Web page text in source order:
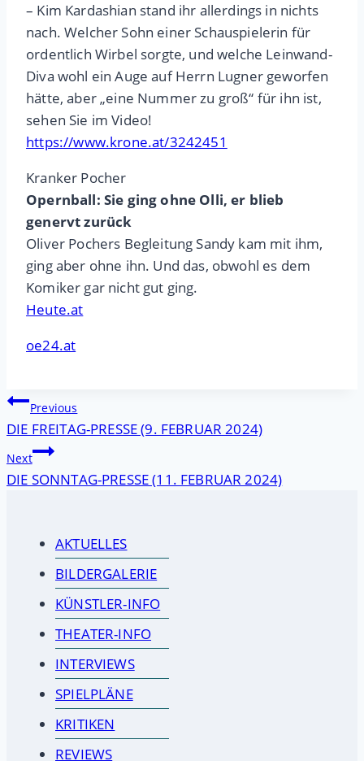
– Kim Kardashian stand ihr allerdings in nichts
nach. Welcher Sohn einer Schauspielerin für
ordentlich Wirbel sorgte, und welche Leinwand-
Diva wohl ein Auge auf Herrn Lugner geworfen
hätte, aber „eine Nummer zu groß“ für ihn ist,
sehen Sie im Video!
https://www.krone.at/3242451
Kranker Pocher
Opernball: Sie ging ohne Olli, er blieb
genervt zurück
Oliver Pochers Begleitung Sandy kam mit ihm,
ging aber ohne ihn. Und das, obwohl es dem
Komiker gar nicht gut ging.
Heute.at
oe24.at
Beitragsnavigation
Previous
DIE FREITAG-PRESSE (9. FEBRUAR 2024)
Next
DIE SONNTAG-PRESSE (11. FEBRUAR 2024)
AKTUELLES
BILDERGALERIE
KÜNSTLER-INFO
THEATER-INFO
INTERVIEWS
SPIELPLÄNE
KRITIKEN
REVIEWS